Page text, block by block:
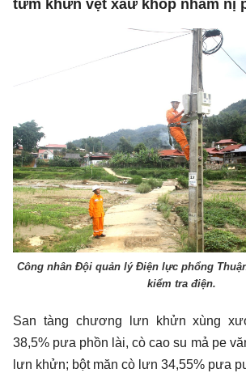
tứm khửn vẹt xáư khóp nham nị
Công nhân Đội quản lý Điện lực phổng
kiểm tra điện.
San tàng chương lưn khửn xùng
38,5% pưa phồn lài, cò cao su mả pe
lưn khửn; bột măn cò lưn 34,55% pưa